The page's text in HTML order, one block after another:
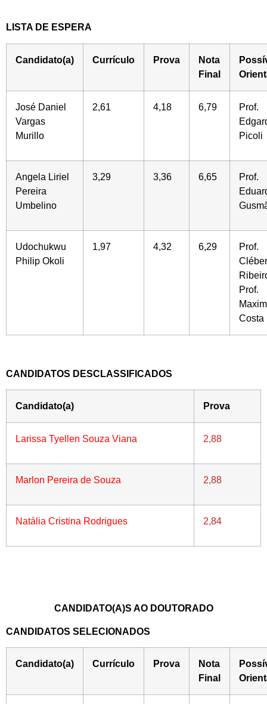
LISTA DE ESPERA
Candidato(a) Currículo Prova
Nota
Final
José Daniel
Vargas
Murillo
2,61 4,18 6,79
Prof.
Picoli
Angela Liriel
Pereira
Umbelino
3,29 3,36 6,65
Prof.
Udochukwu
Philip Okoli
1,97 4,32 6,29
Prof.
Prof.
Costa
CANDIDATOS DESCLASSIFICADOS
Candidato(a) Prova
Larissa Tyellen Souza Viana 2,88
Marlon Pereira de Souza 2,88
Natália Cristina Rodrigues 2,84
CANDIDATO(A)S AO DOUTORADO
CANDIDATOS SELECIONADOS
Candidato(a) Currículo Prova
Nota
Final